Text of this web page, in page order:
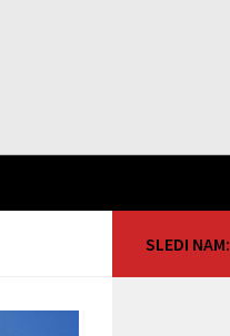
SLEDI NAM: